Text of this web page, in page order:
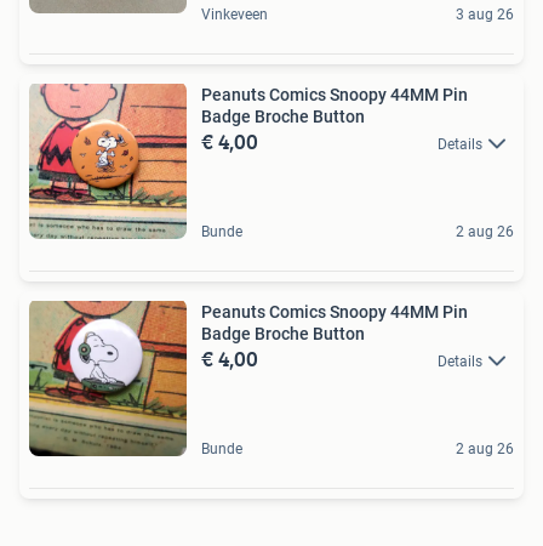
Vinkeveen 3 aug 26
Peanuts Comics Snoopy 44MM Pin
Badge Broche Button
€ 4,00 Details
Bunde 2 aug 26
Peanuts Comics Snoopy 44MM Pin
Badge Broche Button
€ 4,00 Details
Bunde 2 aug 26